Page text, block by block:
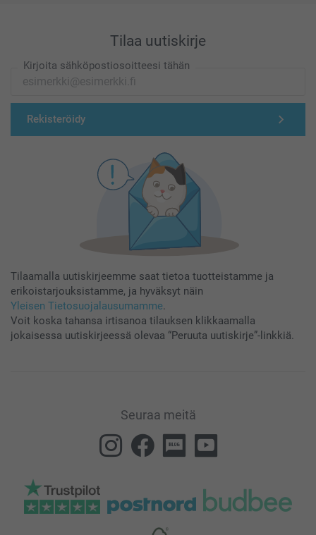
Tilaa uutiskirje
Kirjoita sähköpostiosoitteesi tähän
Rekisteröidy
Tilaamalla uutiskirjeemme saat tietoa tuotteistamme ja
erikoistarjouksistamme, ja hyväksyt näin
Yleisen Tietosuojalausumamme.
Voit koska tahansa irtisanoa tilauksen klikkaamalla
jokaisessa uutiskirjeessä olevaa “Peruuta uutiskirje”-linkkiä.
Seuraa meitä